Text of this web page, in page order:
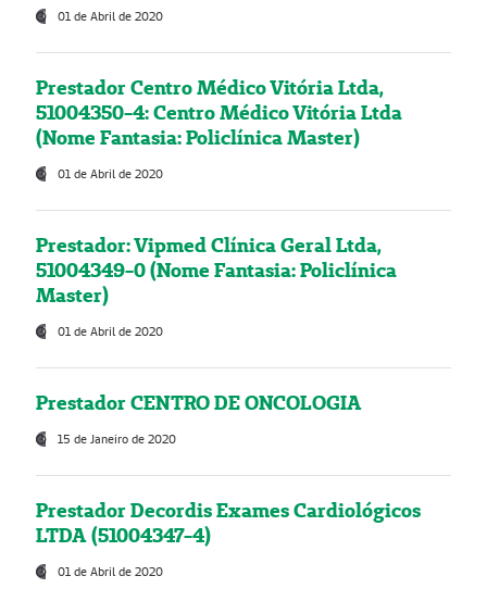
01 de Abril de 2020
Prestador Centro Médico Vitória Ltda,
51004350-4: Centro Médico Vitória Ltda
(Nome Fantasia: Policlínica Master)
01 de Abril de 2020
Prestador: Vipmed Clínica Geral Ltda,
51004349-0 (Nome Fantasia: Policlínica
Master)
01 de Abril de 2020
Prestador CENTRO DE ONCOLOGIA
15 de Janeiro de 2020
Prestador Decordis Exames Cardiológicos
LTDA (51004347-4)
01 de Abril de 2020